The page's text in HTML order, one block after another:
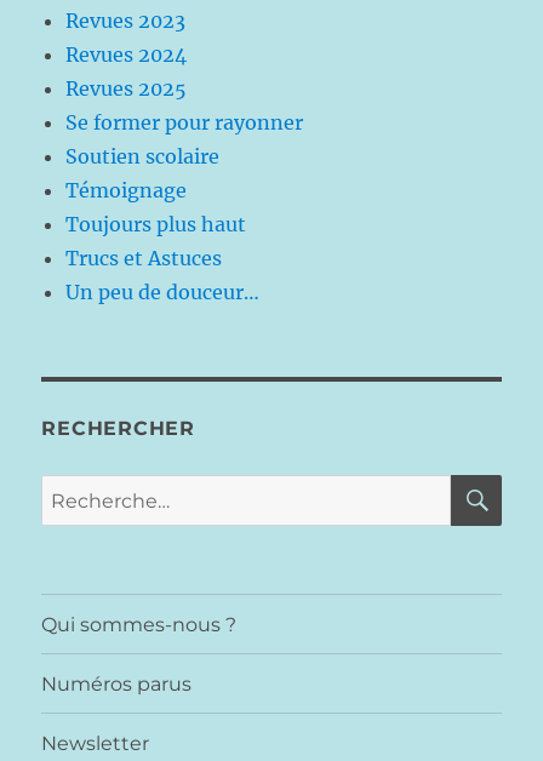
Revues 2023
Revues 2024
Revues 2025
Se former pour rayonner
Soutien scolaire
Témoignage
Toujours plus haut
Trucs et Astuces
Un peu de douceur…
RECHERCHER
Recherche
pour :
Qui sommes-nous ?
Numéros parus
Newsletter